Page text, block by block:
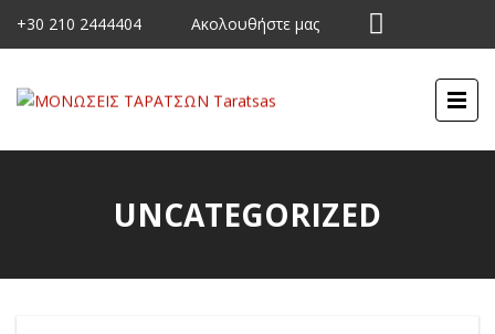
+30 210 2444404 Ακολουθήστε μας
UNCATEGORIZED